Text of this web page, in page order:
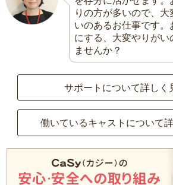
りの方が多いので、
いのあるお仕事です
にする、大変やりがい
ませんか？
サポートについて詳しく
働いているキャストについて